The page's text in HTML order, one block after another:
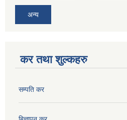
अन्य
कर तथा शुल्कहरु
सम्पति कर